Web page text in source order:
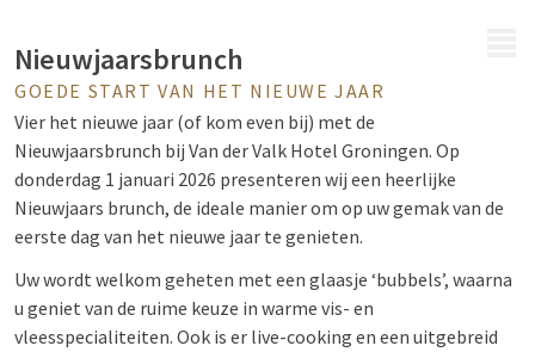
Nieuwjaarsbrunch
GOEDE START VAN HET NIEUWE JAAR
Vier het nieuwe jaar (of kom even bij) met de
Nieuwjaarsbrunch bij Van der Valk Hotel Groningen. Op
donderdag 1 januari 2026 presenteren wij een heerlijke
Nieuwjaars brunch, de ideale manier om op uw gemak van de
eerste dag van het nieuwe jaar te genieten.
Uw wordt welkom geheten met een glaasje ‘bubbels’, waarna
u geniet van de ruime keuze in warme vis- en
vleesspecialiteiten. Ook is er live-cooking en een uitgebreid